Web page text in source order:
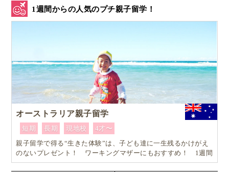
1週間からの人気のプチ親子留学！
オーストラリア親子留学
短期 長期 現地校
4才〜
親子留学で得る“生きた体験”は、子ども達に一生残るかけがえ
のないプレゼント！ ワーキングマザーにもおすすめ！ 1週間
からはじめるオーストラリア親子留学